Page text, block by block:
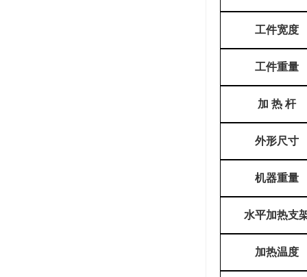
工件宽度
工件重量
加 热 杆
外形尺寸
机器重量
水平加热支
加热温度